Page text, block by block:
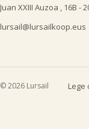
Juan XXIII Auzoa , 16B -
lursail@lursailkoop.eus
© 2026 Lursail Lege